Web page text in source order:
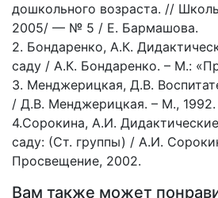
дошкольного возраста. //
2005/ — № 5 / Е. Бармашова.
2. Бондаренко, А.К.
саду / А.К. Бондаренко. – М.:
3. Менджерицкая, Д.В.
/ Д.В. Менджерицкая. – М., 1992.
4.Сорокина, А.И.
саду: (Ст. группы) / А.И.
Просвещение, 2002.
Вам также может